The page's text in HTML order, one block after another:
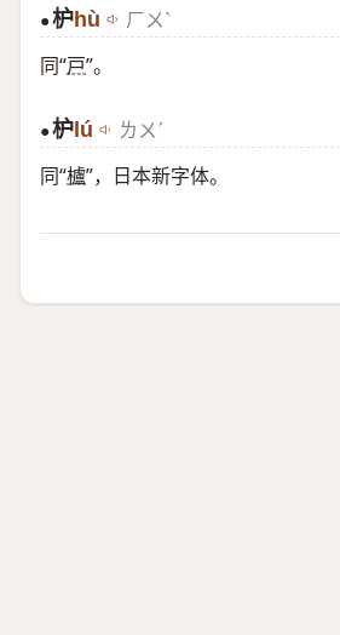
●枦hù ㄏㄨˋ
同“戸”。
●枦 lú ㄌㄨˊ
同“櫨”，日本新字体。